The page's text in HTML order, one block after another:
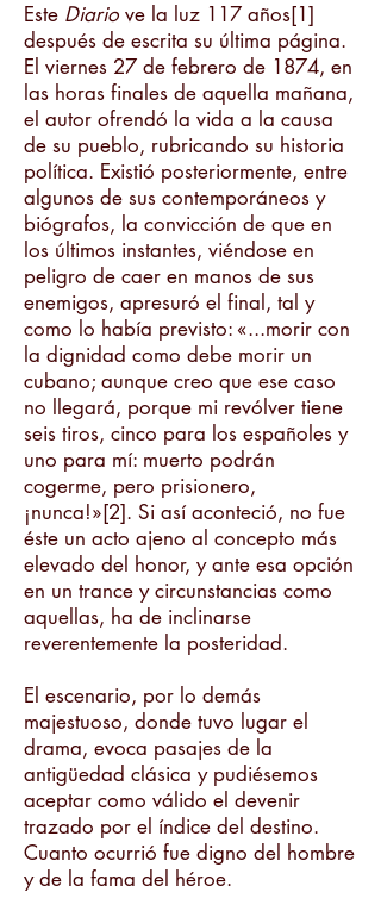
Este Diario ve la luz 117 años[1]
después de escrita su última página.
El viernes 27 de febrero de 1874, en
las horas finales de aquella mañana,
el autor ofrendó la vida a la causa
de su pueblo, rubricando su historia
política. Existió posteriormente, entre
algunos de sus contemporáneos y
biógrafos, la convicción de que en
los últimos instantes, viéndose en
peligro de caer en manos de sus
enemigos, apresuró el final, tal y
como lo había previsto: «...morir con
la dignidad como debe morir un
cubano; aunque creo que ese caso
no llegará, porque mi revólver tiene
seis tiros, cinco para los españoles y
uno para mí: muerto podrán
cogerme, pero prisionero,
¡nunca!»[2]. Si así aconteció, no fue
éste un acto ajeno al concepto más
elevado del honor, y ante esa opción
en un trance y circunstancias como
aquellas, ha de inclinarse
reverentemente la posteridad.
El escenario, por lo demás
majestuoso, donde tuvo lugar el
drama, evoca pasajes de la
antigüedad clásica y pudiésemos
aceptar como válido el devenir
trazado por el índice del destino.
Cuanto ocurrió fue digno del hombre
y de la fama del héroe.